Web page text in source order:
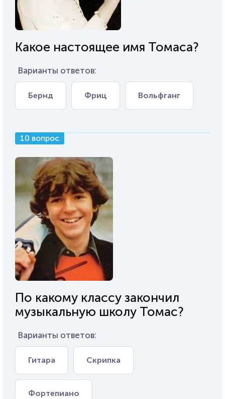
Какое настоящее имя Томаса?
Варианты ответов:
Бернд Фриц Вольфганг
10 вопрос
По какому классу закончил
музыкальную школу Томас?
Варианты ответов:
Гитара Скрипка
Фортепиано